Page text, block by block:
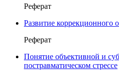
Реферат
Развитие коррекционного
Реферат
Понятие объективной и
постравматическом стрессе